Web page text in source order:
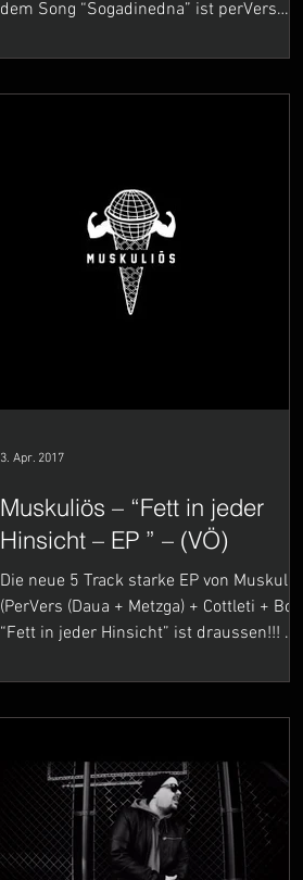
dem Song “Sogadinedna” ist perVers
Muskuliös – “Fett in jeder
Hinsicht – EP ” – (VÖ)
Die neue 5 Track starke EP von Muskuliös!
(PerVers (Daua + Metzga) + Cottleti + Bonz)
“Fett in jeder Hinsicht” ist draussen!!! ...
3. Apr. 2017